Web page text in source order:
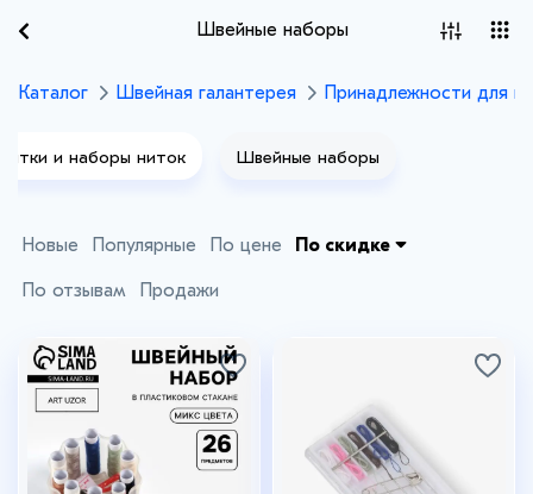
Швейные наборы
Каталог Швейная галантерея Принадлежности для
и наборы ниток Швейные наборы
Новые Популярные По цене По скидке
По отзывам Продажи